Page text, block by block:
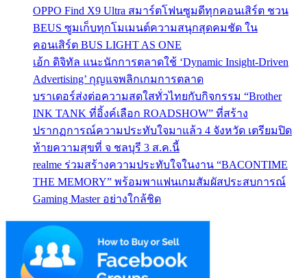
OPPO Find X9 Ultra สมาร์ตโฟนซูมดีทุกคอนเสิร์ต ชวน
BEUS ซูมเก็บทุกโมเมนต์ความสนุกสุดคมชัด ใน
คอนเสิร์ต BUS LIGHT AS ONE
เอ้ก ดิจิทัล แนะนักการตลาดใช้ ‘Dynamic Insight-Driven
Advertising’ กุญแจพลิกเกมการตลาด
บราเดอร์ส่งต่อความสดใสทั่วไทยกับกิจกรรม “Brother
INK TANK ที่อิ้งค์เลือก ROADSHOW” ที่สร้าง
ปรากฏการณ์ความประทับใจมาแล้ว 4 จังหวัด เตรียมปิด
ท้ายความสุขที่ จ ชลบุรี 3 ส.ค.นี้
realme ร่วมสร้างความประทับใจในงาน “BACONTIME
THE MEMORY” พร้อมพาแฟนเกมสัมผัสประสบการณ์
Gaming Master อย่างใกล้ชิด